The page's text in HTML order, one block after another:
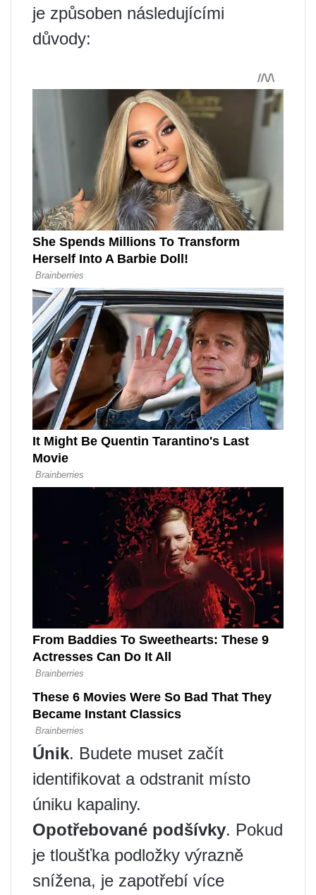
je způsoben následujícími
důvody:
Únik. Budete muset začít
identifikovat a odstranit místo
úniku kapaliny.
Opotřebované podšívky. Pokud
je tloušťka podložky výrazně
snížena, je zapotřebí více